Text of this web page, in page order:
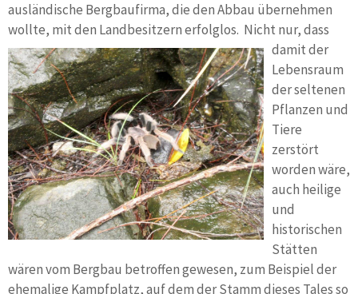
ausländische Bergbaufirma, die den Abbau übernehmen
wollte, mit den Landbesitzern erfolglos. Nicht nur, dass
damit der
Lebensraum
der seltenen
Pflanzen und
Tiere
zerstört
worden wäre,
auch heilige
und
historischen
Stätten
wären vom Bergbau betroffen gewesen, zum Beispiel der
ehemalige Kampfplatz, auf dem der Stamm dieses Tales so